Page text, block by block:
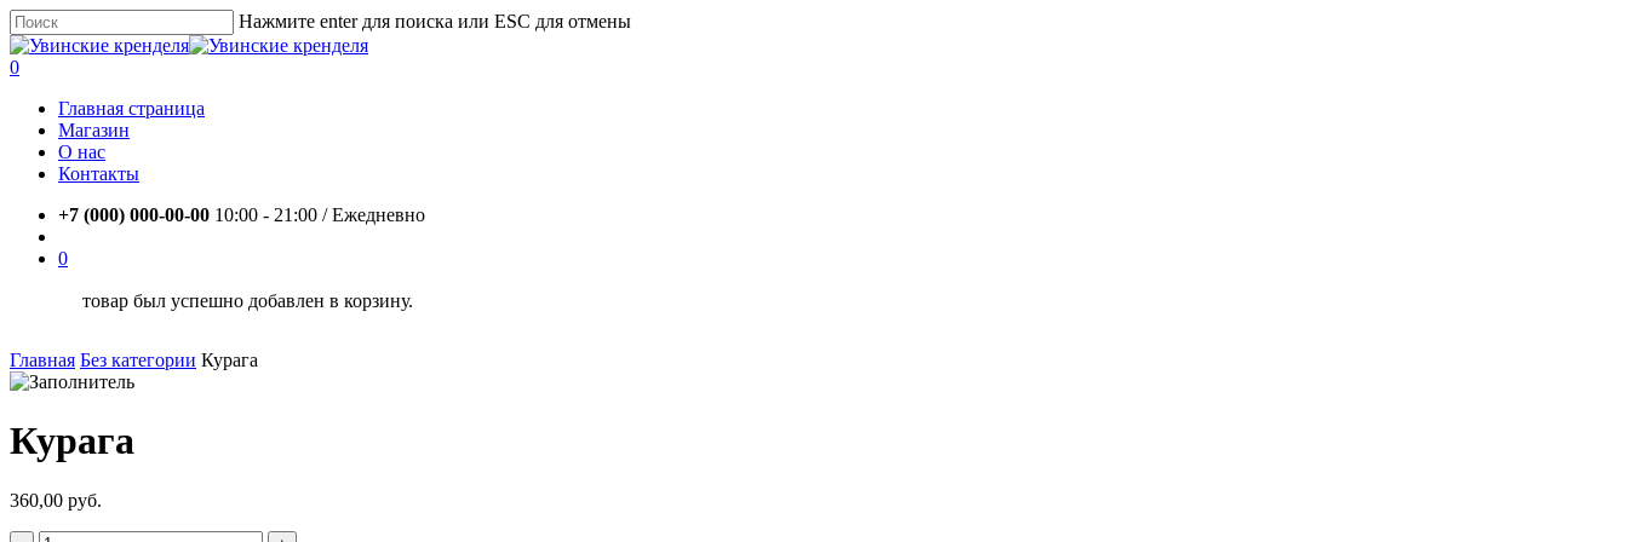
Skip
to
main
Нажмите enter для поиска или ESC для отмены
Close
Search
account
0
Главная страница
Магазин
О нас
Контакты
+7 (000) 000-00-00 10:00 - 21:00 / Eжедневно
0
товар был успешно добавлен в корзину.
Главная Без категории Курага
Курага
360,00 руб.